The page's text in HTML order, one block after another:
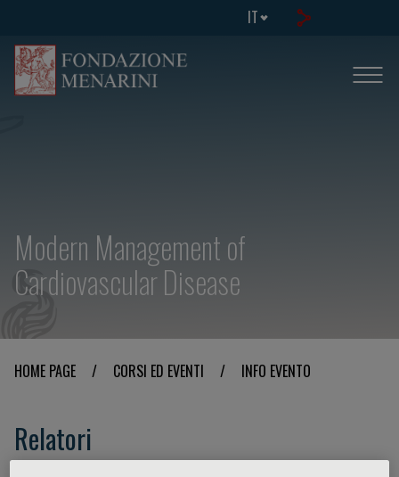
IT
Modern Management of
Cardiovascular Disease
HOME PAGE / CORSI ED EVENTI / INFO EVENTO
Relatori